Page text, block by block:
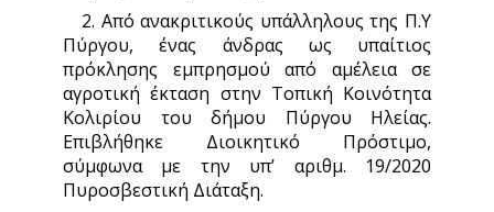
2. Από ανακριτικούς υπάλληλους της Π.Υ
Πύργου, ένας άνδρας ως υπαίτιος
πρόκλησης εμπρησμού από αμέλεια σε
αγροτική έκταση στην Τοπική Κοινότητα
Κολιρίου του δήμου Πύργου Ηλείας.
Επιβλήθηκε Διοικητικό Πρόστιμο,
σύμφωνα με την υπ’ αριθμ. 19/2020
Πυροσβεστική Διάταξη.